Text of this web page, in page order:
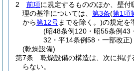
2
前項に規定するもののほか、壁付
理の基準については、 第3条(第1項
から第12号までを除く。)の規定を
(昭48条例120・昭55条例43
32・平14条例58・一部改正)
(乾燥設備)
第7条
乾燥設備の構造は、次に掲げ
らない。